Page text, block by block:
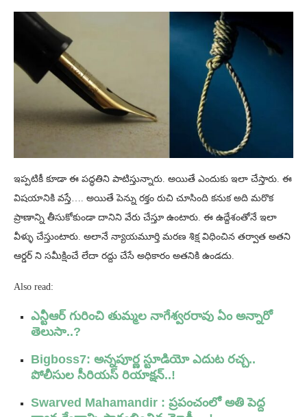
ఇప్పటికీ కూడా ఈ పద్ధతిని పాటిస్తున్నారు. అయితే ఎందుకు ఇలా చేస్తారు. ఈ
విషయానికి వస్తే…. అయితే పెన్ను రక్తం రుచి చూసింది కనుక అది మరొక
ప్రాణాన్ని తీసుకోకుండా దానిని వేరు చేస్తూ ఉంటారు. ఈ ఉద్దేశంతోనే ఇలా
వీళ్ళు చేస్తుంటారు. అలానే న్యాయమూర్తి మరణ శిక్ష విధించిన తర్వాత అతని
ఆర్డర్ ని సమీక్షించే లేదా రద్దు చేసే అధికారం అతనికి ఉండదు.
Also read:
ఎన్టీఆర్ గురించి తుమ్మల నాగేశ్వరరావు ఏం అన్నారో
తెలుసా..?
Bigboss7: అన్నపూర్ణ స్టూడియో ఎదుట రచ్చ..
పోలీసుల సీరియస్ రియాక్షన్..!
Swarved Mahamandir : ప్రపంచంలో అతి పెద్ద